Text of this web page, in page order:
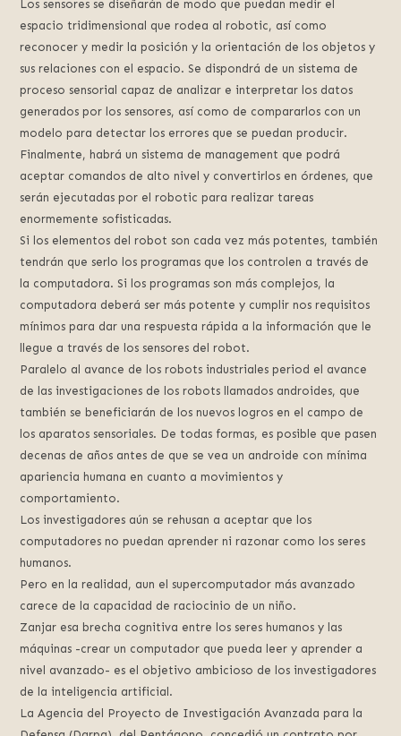
Los sensores se diseñarán de modo que puedan medir el
espacio tridimensional que rodea al robotic, así como
reconocer y medir la posición y la orientación de los objetos y
sus relaciones con el espacio. Se dispondrá de un sistema de
proceso sensorial capaz de analizar e interpretar los datos
generados por los sensores, así como de compararlos con un
modelo para detectar los errores que se puedan producir.
Finalmente, habrá un sistema de management que podrá
aceptar comandos de alto nivel y convertirlos en órdenes, que
serán ejecutadas por el robotic para realizar tareas
enormemente sofisticadas.
Si los elementos del robot son cada vez más potentes, también
tendrán que serlo los programas que los controlen a través de
la computadora. Si los programas son más complejos, la
computadora deberá ser más potente y cumplir nos requisitos
mínimos para dar una respuesta rápida a la información que le
llegue a través de los sensores del robot.
Paralelo al avance de los robots industriales period el avance
de las investigaciones de los robots llamados androides, que
también se beneficiarán de los nuevos logros en el campo de
los aparatos sensoriales. De todas formas, es posible que pasen
decenas de años antes de que se vea un androide con mínima
apariencia humana en cuanto a movimientos y
comportamiento.
Los investigadores aún se rehusan a aceptar que los
computadores no puedan aprender ni razonar como los seres
humanos.
Pero en la realidad, aun el supercomputador más avanzado
carece de la capacidad de raciocinio de un niño.
Zanjar esa brecha cognitiva entre los seres humanos y las
máquinas -crear un computador que pueda leer y aprender a
nivel avanzado- es el objetivo ambicioso de los investigadores
de la inteligencia artificial.
La Agencia del Proyecto de Investigación Avanzada para la